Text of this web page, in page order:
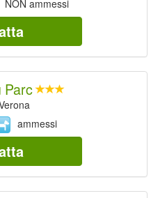
NON ammessi
Parc
ammessi